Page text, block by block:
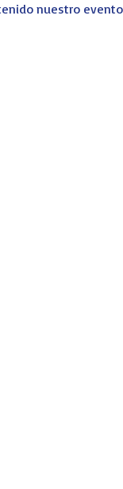
nuestro evento
eventos